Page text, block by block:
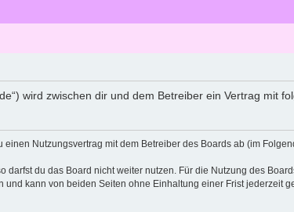
wird zwischen dir und dem Betreiber ein Vertrag mit
einen Nutzungsvertrag mit dem Betreiber des Boards ab (im
darfst du das Board nicht weiter nutzen. Für die Nutzung des
und kann von beiden Seiten ohne Einhaltung einer Frist jederzeit